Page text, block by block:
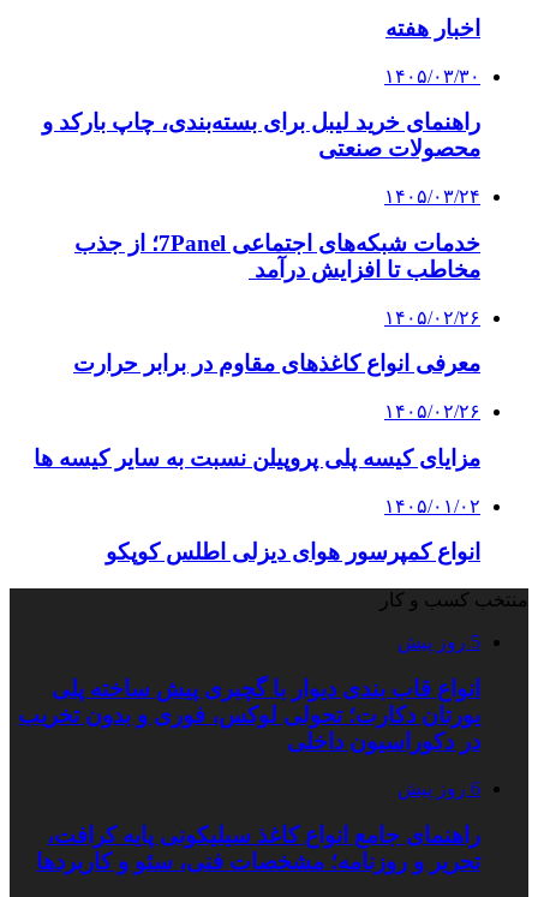
اخبار هفته
۱۴۰۵/۰۳/۳۰
راهنمای خرید لیبل برای بسته‌بندی، چاپ بارکد و
محصولات صنعتی
۱۴۰۵/۰۳/۲۴
خدمات شبکه‌های اجتماعی 7Panel؛ از جذب
مخاطب تا افزایش درآمد
۱۴۰۵/۰۲/۲۶
معرفی انواع کاغذهای مقاوم در برابر حرارت
۱۴۰۵/۰۲/۲۶
مزایای کیسه پلی پروپیلن نسبت به سایر کیسه ها
۱۴۰۵/۰۱/۰۲
انواع کمپرسور هوای دیزلی اطلس کوپکو
منتخب کسب و کار
5 روز پیش
انواع قاب بندی دیوار با گچبری پیش ساخته پلی
یورتان دکارت؛ تحولی لوکس، فوری و بدون تخریب
در دکوراسیون داخلی
6 روز پیش
راهنمای جامع انواع کاغذ سیلیکونی پایه کرافت،
تحریر و روزنامه؛ مشخصات فنی، سئو و کاربردها